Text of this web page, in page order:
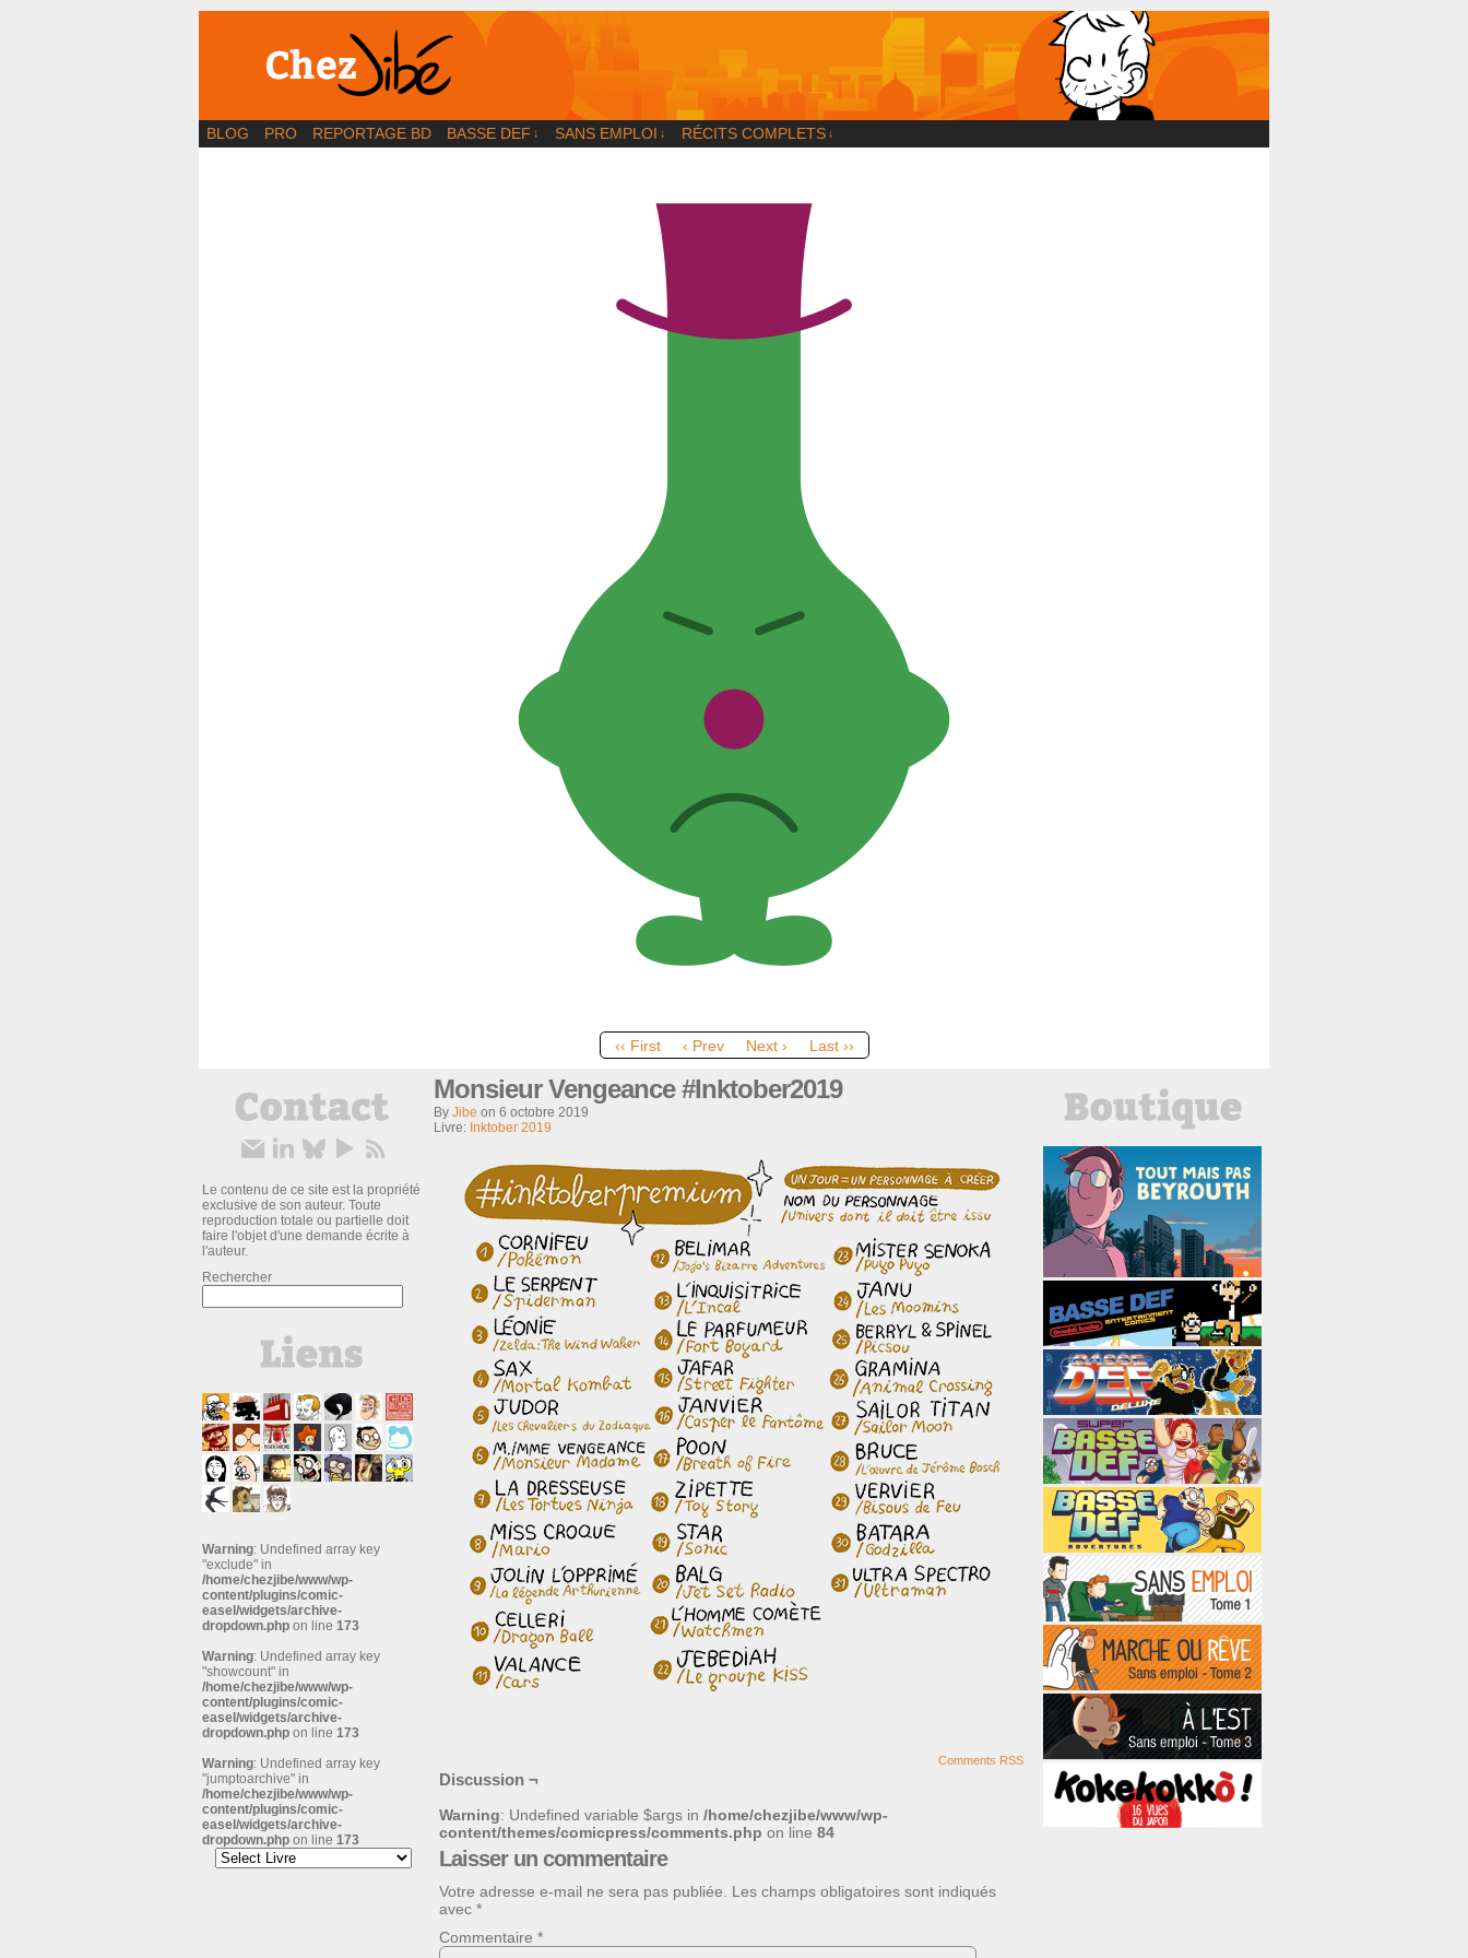
BD | Illustration | Blog
BLOG PRO REPORTAGE BD BASSE DEF ↓ SANS EMPLOI ↓ RÉCITS COMPLETS ↓
‹‹ First ‹ Prev Next › Last ››
Le contenu de ce site est la propriété
exclusive de son auteur. Toute
reproduction totale ou partielle doit
faire l'objet d'une demande écrite à
l'auteur.
Rechercher
Warning: Undefined array key
"exclude" in
/home/chezjibe/www/wp-
content/plugins/comic-
easel/widgets/archive-
dropdown.php on line 173
Warning: Undefined array key
"showcount" in
/home/chezjibe/www/wp-
content/plugins/comic-
easel/widgets/archive-
dropdown.php on line 173
Warning: Undefined array key
"jumptoarchive" in
/home/chezjibe/www/wp-
content/plugins/comic-
easel/widgets/archive-
dropdown.php on line 173
Monsieur Vengeance #Inktober2019
By Jibe on 6 octobre 2019
Livre: Inktober 2019
Comments RSS
Discussion ¬
Warning: Undefined variable $args in /home/chezjibe/www/wp-
content/themes/comicpress/comments.php on line 84
Laisser un commentaire
Votre adresse e-mail ne sera pas publiée.
Les champs obligatoires sont indiqués
avec *
Commentaire *